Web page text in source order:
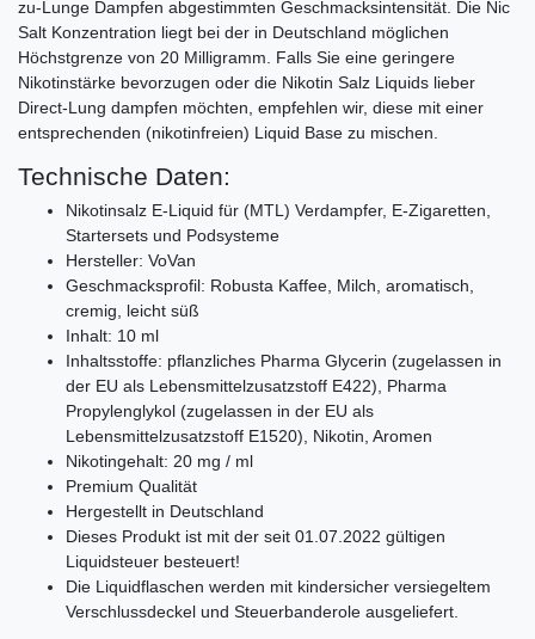
zu-Lunge Dampfen abgestimmten Geschmacksintensität. Die Nic
Salt Konzentration liegt bei der in Deutschland möglichen
Höchstgrenze von 20 Milligramm. Falls Sie eine geringere
Nikotinstärke bevorzugen oder die Nikotin Salz Liquids lieber
Direct-Lung dampfen möchten, empfehlen wir, diese mit einer
entsprechenden (nikotinfreien) Liquid Base zu mischen.
Technische Daten:
Nikotinsalz E-Liquid für (MTL) Verdampfer, E-Zigaretten,
Startersets und Podsysteme
Hersteller: VoVan
Geschmacksprofil: Robusta Kaffee, Milch, aromatisch,
cremig, leicht süß
Inhalt: 10 ml
Inhaltsstoffe: pflanzliches Pharma Glycerin (zugelassen in
der EU als Lebensmittelzusatzstoff E422), Pharma
Propylenglykol (zugelassen in der EU als
Lebensmittelzusatzstoff E1520), Nikotin, Aromen
Nikotingehalt: 20 mg / ml
Premium Qualität
Hergestellt in Deutschland
Dieses Produkt ist mit der seit 01.07.2022 gültigen
Liquidsteuer besteuert!
Die Liquidflaschen werden mit kindersicher versiegeltem
Verschlussdeckel und Steuerbanderole ausgeliefert.